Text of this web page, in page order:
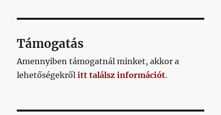
Támogatás
Amennyiben támogatnál minket, akkor a
lehetőségekrőlitt találsz információt.